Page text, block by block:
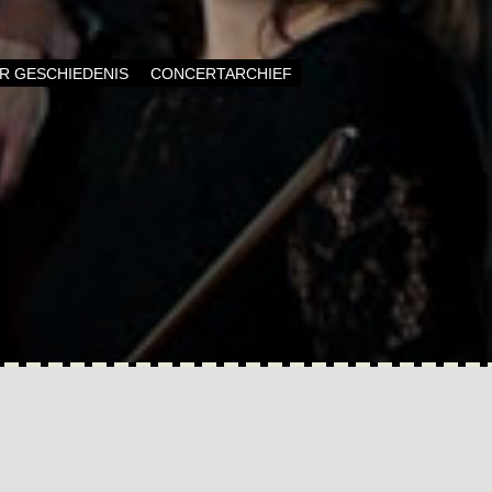
GESCHIEDENIS CONCERTARCHIEF